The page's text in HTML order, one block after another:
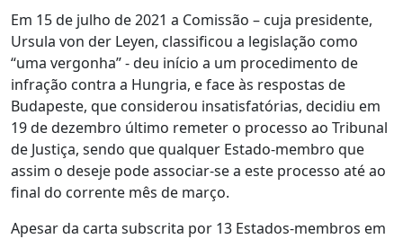
Em 15 de julho de 2021 a Comissão – cuja presidente,
Ursula von der Leyen, classificou a legislação como
“uma vergonha” - deu início a um procedimento de
infração contra a Hungria, e face às respostas de
Budapeste, que considerou insatisfatórias, decidiu em
19 de dezembro último remeter o processo ao Tribunal
de Justiça, sendo que qualquer Estado-membro que
assim o deseje pode associar-se a este processo até ao
final do corrente mês de março.
Apesar da carta subscrita por 13 Estados-membros em